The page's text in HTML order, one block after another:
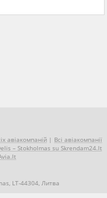
авіакомпаній | Всі авіакомпанії
– Stokholmas su Skrendam24.lt
LT-44304, Литва